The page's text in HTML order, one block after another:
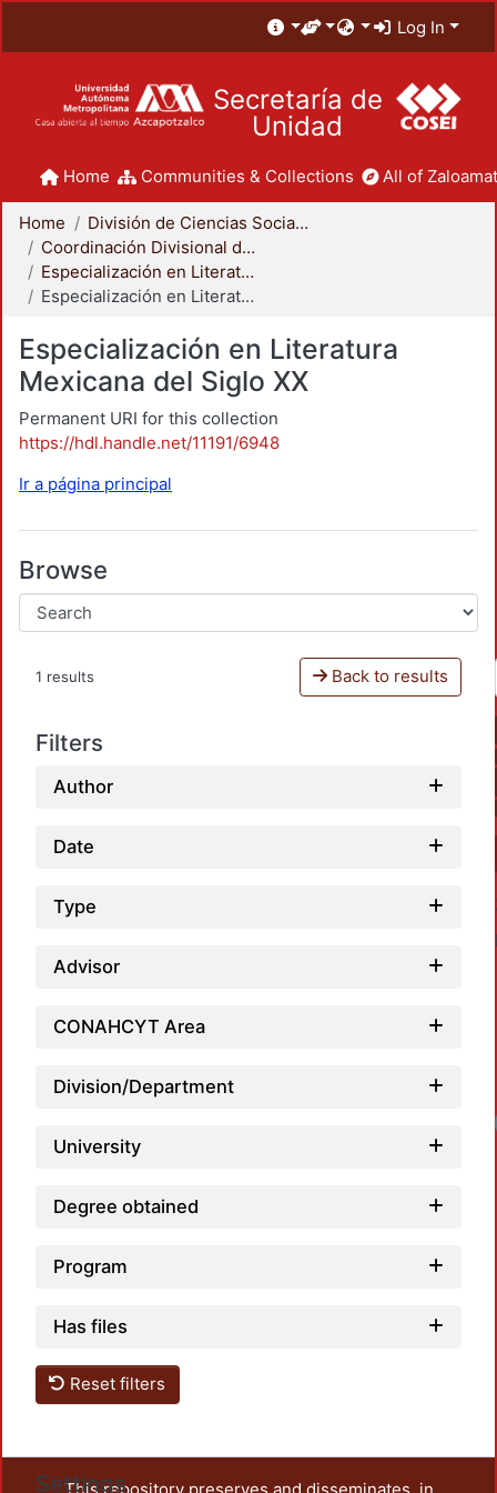
Log In
Secretaría de
Unidad
Home Communities & Collections All of
Home
División de Ciencias Sociales y Humanidades
Coordinación Divisional de Posgrado
Especialización en Literatura Mexicana del Siglo XX
Especialización en Literatura Mexicana del Siglo XX
Especialización en Literatura
Mexicana del Siglo XX
Permanent URI for this collection
https://hdl.handle.net/11191/6948
Ir a página principal
Browse
1 results Back to results
Filters
Author
Date
Type
Advisor
CONAHCYT Area
Division/Department
University
Degree obtained
Program
Has files
Reset filters
Settings